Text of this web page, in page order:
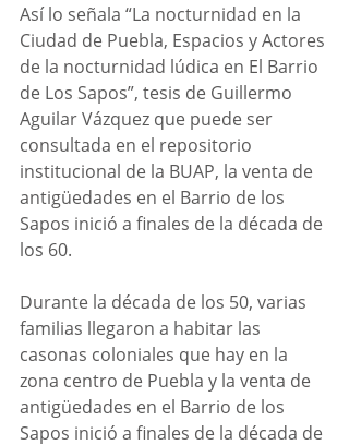
Así lo señala “La nocturnidad en la
Ciudad de Puebla, Espacios y Actores
de la nocturnidad lúdica en El Barrio
de Los Sapos”, tesis de Guillermo
Aguilar Vázquez que puede ser
consultada en el repositorio
institucional de la BUAP, la venta de
antigüedades en el Barrio de los
Sapos inició a finales de la década de
los 60.
Durante la década de los 50, varias
familias llegaron a habitar las
casonas coloniales que hay en la
zona centro de Puebla y la venta de
antigüedades en el Barrio de los
Sapos inició a finales de la década de